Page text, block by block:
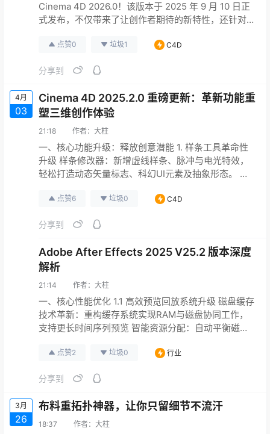
Cinema 4D 2026.0！该版本于 2025 年 9 月 10 日正
式发布，不仅带来了让创作者期待的新特性，还针对
Redshift 集成和系统要求上给出了明确指引，无论是
提升。 新特性：三大升级，直击创作痛点 本次
点赞0 垃圾1 C4D
分享到
4月
03
Cinema 4D 2025.2.0 重磅更新：革新功能重
塑三维创作体验
21:18 作者： 大柱
一、核心功能升级：释放创意潜能 1. 样条工具革命性
升级 ​样条修改器：新增虚线样条、脉冲与电光特效，
轻松打造动态矢量标志、科幻UI元素及抽象形态。 ​星
化结构，支持动态参数控制。 ​编织样条生成器：精准
节设计。 2. 粒子与动力学系统优化 ​交互式发射器手
向，…
点赞6 垃圾0 C4D
分享到
Adobe After Effects 2025 V25.2 版本深度
解析
21:14 作者： 大柱
一、核心性能优化 1.1 高效预览回放系统升级 ​磁盘缓存
技术革新：重构缓存系统实现RAM与磁盘协同工作，
支持更长时间序列预览 ​智能资源分配：自动平衡磁盘
等待渲染模式：允许在渲染完成前进行播放控制，提
芯片原生支持强化 NVIDIA/AMD显卡CUDA与Metal渲
点赞2 垃圾0 行业
分享到
3月
26
布料重拓扑神器，让你只留细节不流汗
18:37 作者： 大柱